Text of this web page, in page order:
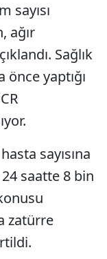
sayısı
ağır
Sağlık
önce yaptığı
sayısına
saatte 8 bin
zatürre